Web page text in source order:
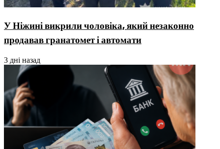
У Ніжині викрили чоловіка, який незаконно
продавав гранатомет і автомати
3 дні назад